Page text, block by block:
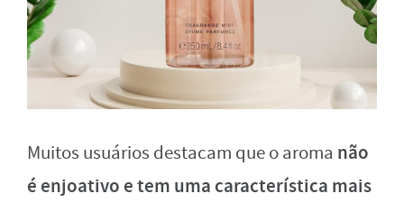
Muitos usuários destacam que o aroma não
é enjoativo e tem uma característica mais